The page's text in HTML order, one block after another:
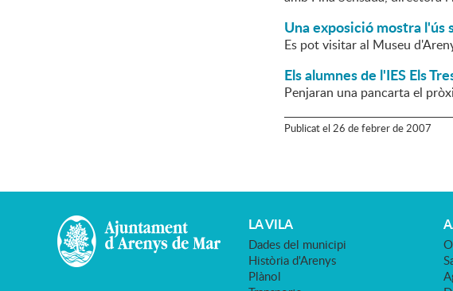
Una exposició mostra l'ús
Es pot visitar al Museu
Els alumnes de l'IES Els
Penjaran una pancarta el
Publicatel 26 defebrerde2007
LA VILA
Dades del municipi
Història d'Arenys
Plànol